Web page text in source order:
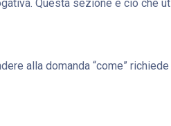
Questa sezione è ciò che
alla domanda “come”